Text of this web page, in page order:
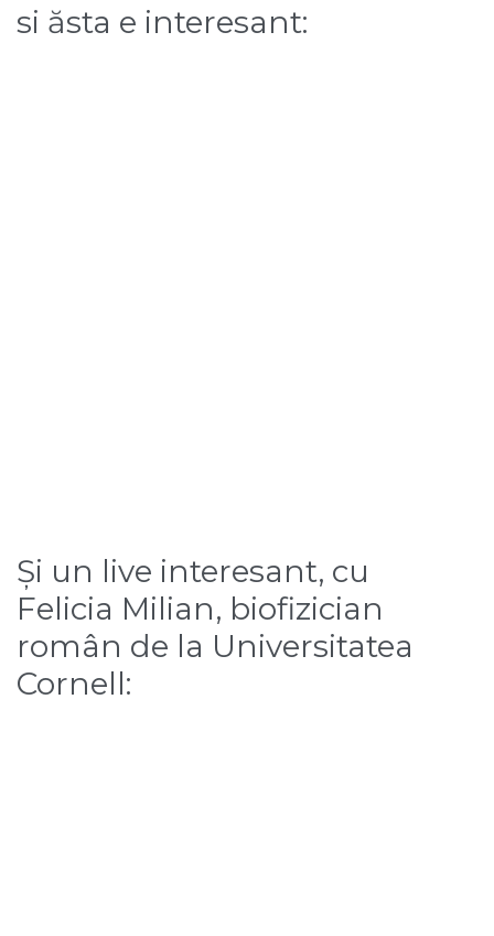
si ăsta e interesant:
Și un live interesant, cu
Felicia Milian, biofizician
român de la Universitatea
Cornell: